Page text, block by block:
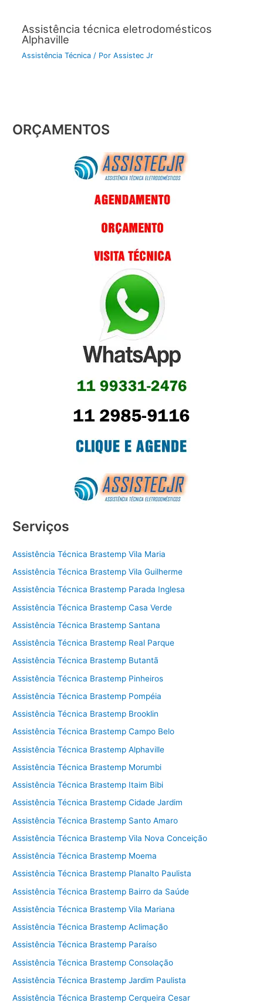
Assistência técnica eletrodomésticos
Alphaville
Assistência Técnica/ Por Assistec Jr
ORÇAMENTOS
Serviços
Assistência Técnica Brastemp Vila Maria
Assistência Técnica Brastemp Vila Guilherme
Assistência Técnica Brastemp Parada Inglesa
Assistência Técnica Brastemp Casa Verde
Assistência Técnica Brastemp Santana
Assistência Técnica Brastemp Real Parque
Assistência Técnica Brastemp Butantã
Assistência Técnica Brastemp Pinheiros
Assistência Técnica Brastemp Pompéia
Assistência Técnica Brastemp Brooklin
Assistência Técnica Brastemp Campo Belo
Assistência Técnica Brastemp Alphaville
Assistência Técnica Brastemp Morumbi
Assistência Técnica Brastemp Itaim Bibi
Assistência Técnica Brastemp Cidade Jardim
Assistência Técnica Brastemp Santo Amaro
Assistência Técnica Brastemp Vila Nova Conceição
Assistência Técnica Brastemp Moema
Assistência Técnica Brastemp Planalto Paulista
Assistência Técnica Brastemp Bairro da Saúde
Assistência Técnica Brastemp Vila Mariana
Assistência Técnica Brastemp Aclimação
Assistência Técnica Brastemp Paraíso
Assistência Técnica Brastemp Consolação
Assistência Técnica Brastemp Jardim Paulista
Assistência Técnica Brastemp Cerqueira Cesar